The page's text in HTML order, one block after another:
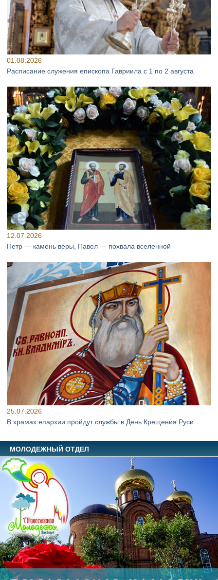
01.08.2026
Расписание служения епископа Гавриила с 1 по 2 августа
12.07.2026
Петр — камень веры, Павел — похвала вселенной
25.07.2026
В храмах епархии пройдут службы в День Крещения Руси
МОЛОДЕЖНЫЙ ОТДЕЛ